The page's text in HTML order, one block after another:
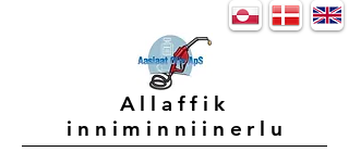
Allaffik
inniminniinerl u